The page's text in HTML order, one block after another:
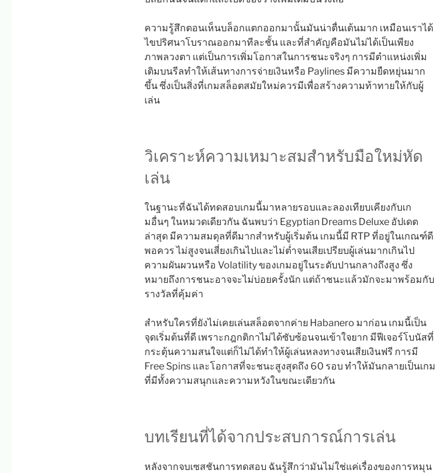
ความรู้สึกตอนเห็นบล็อกแตกออกมานั้นมันน่าตื่นเต้นมาก เหมือนเราได้
ไขปริศนาโบราณออกมาทีละชั้น และที่สำคัญคือมันไม่ได้เป็นเพียง
ภาพลวงตา แต่เป็นการเพิ่มโอกาสในการชนะจริงๆ การมีตำแหน่งเพิ่ม
เติมบนรีลทำให้เส้นทางการจ่ายเงินหรือ Paylines มีความยืดหยุ่นมาก
ขึ้น ซึ่งเป็นสิ่งที่เกมสล็อตสมัยใหม่ควรมีเพื่อสร้างความท้าทายให้กับผู้
เล่น
วิเคราะห์ความเหมาะสมสำหรับมือใหม่หัด
เล่น
ในฐานะที่ฉันได้ทดสอบเกมนี้มาหลายรอบและลองเทียบเคียงกับเก
มอื่นๆ ในหมวดเดียวกัน ฉันพบว่า Egyptian Dreams Deluxe อัปเดต
ล่าสุด มีความสมดุลที่ดีมากสำหรับผู้เริ่มต้น เกมนี้มี RTP ที่อยู่ในเกณฑ์ดี
พอควร ไม่สูงจนเสี่ยงเกินไปและไม่ต่ำจนเสียเปรียบผู้เล่นมากเกินไป
ความผันผวนหรือ Volatility ของเกมอยู่ในระดับปานกลางถึงสูง ซึ่ง
หมายถึงการชนะอาจจะไม่บ่อยครั้งนัก แต่ถ้าชนะแล้วมักจะมาพร้อมกับ
รางวัลที่คุ้มค่า
สำหรับใครที่ยังไม่เคยเล่นสล็อตจากค่าย Habanero มาก่อน เกมนี้เป็น
จุดเริ่มต้นที่ดี เพราะกฎกติกาไม่ได้ซับซ้อนจนเข้าใจยาก มีฟีเจอร์โบนัสที่
กระตุ้นความสนใจแต่ก็ไม่ได้ทำให้ผู้เล่นหลงทางจนเสียเงินฟรี การมี
Free Spins และโอกาสที่จะชนะสูงสุดถึง 60 รอบ ทำให้มันกลายเป็นเกม
ที่มีทั้งความสนุกและความหวังในขณะเดียวกัน
บทเรียนที่ได้จากประสบการณ์การเล่น
หลังจากจบเซสชันการทดสอบ ฉันรู้สึกว่ามันไม่ใช่แค่เรื่องของการหมุน